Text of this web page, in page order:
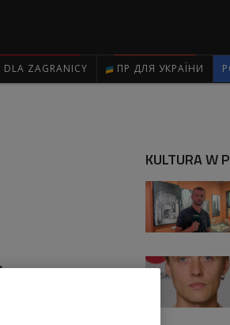
DLA ZAGRANICY ПР ДЛЯ УКРАЇНИ
KULTURA W